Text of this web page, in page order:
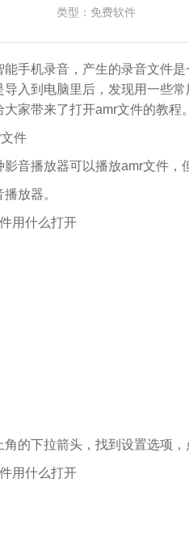
类型：免费软件
能手机录音，产生的录音文件
导入到电脑里后，发现用一些
家带来了打开amr文件的教程
件
影音播放器可以播放amr文件
放器。
角的下拉箭头，找到设置选项，